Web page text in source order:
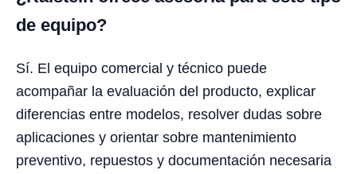
de equipo?
Sí. El equipo comercial y técnico puede
acompañar la evaluación del producto, explicar
diferencias entre modelos, resolver dudas sobre
aplicaciones y orientar sobre mantenimiento
preventivo, repuestos y documentación necesaria